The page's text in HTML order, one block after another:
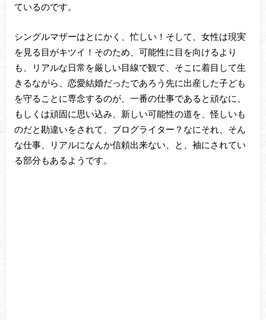
ているのです。
シングルマザーはとにかく、忙しい！そして、女性は現実
を見る目がキツイ！そのため、可能性に目を向けるより
も、リアルな日常を厳しい目線で観て、そこに着目して生
きるながら、恋愛結婚だったであろう先に出産した子ども
を守ることに専念するのが、一番の仕事であると頑なに、
もしくは頑固に思い込み、新しい可能性の道を、怪しいも
のだと勘違いをされて、ブログライター？なにそれ、そん
な仕事、リアルになんか信頼出来ない、と、袖にされてい
る部分もあるようです。